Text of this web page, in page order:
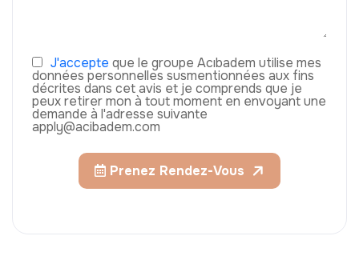
J'accepte que le groupe Acıbadem utilise mes
données personnelles susmentionnées aux fins
décrites dans cet avis et je comprends que je
peux retirer mon à tout moment en envoyant une
demande à l'adresse suivante
apply@acibadem.com
Prenez Rendez-Vous